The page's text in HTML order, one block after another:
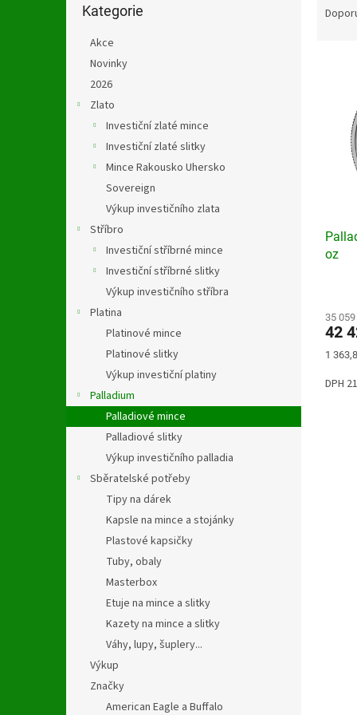
kategorie
Kategorie
Akce
Novinky
2026
Zlato
Investiční zlaté mince
Investiční zlaté slitky
Mince Rakousko Uhersko
Sovereign
Výkup investičního zlata
Stříbro
Investiční stříbrné mince
Investiční stříbrné slitky
Výkup investičního stříbra
Platina
Platinové mince
Platinové slitky
Výkup investiční platiny
Palladium
Palladiové mince
Palladiové slitky
Výkup investičního palladia
Sběratelské potřeby
Tipy na dárek
Kapsle na mince a stojánky
Plastové kapsičky
Tuby, obaly
Masterbox
Etuje na mince a slitky
Kazety na mince a slitky
Váhy, lupy, šuplery...
Výkup
Značky
American Eagle a Buffalo
oz
je
5,0
5
35
42
Měrná
1
DPH